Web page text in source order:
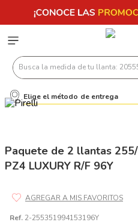
Busca la medida de tu
Elige el método de entrega
Paquete de 2 llantas 255/
PZ4 LUXURY R/F 96Y
Ref. 2-255351994153196Y
2